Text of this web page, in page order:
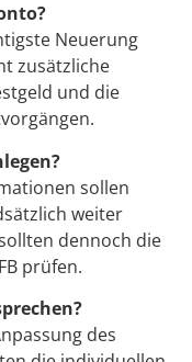
Neuerung
zusätzliche
und die
sollen
weiter
dennoch die
prüfen.
des